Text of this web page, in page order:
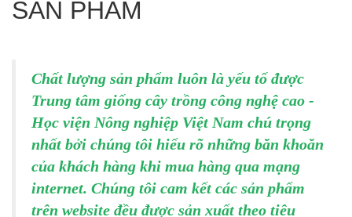
SẢN PHẨM
Chất lượng sản phẩm luôn là yếu tố được
Trung tâm giống cây trồng công nghệ cao -
Học viện Nông nghiệp Việt Nam chú trọng
nhất bởi chúng tôi hiểu rõ những băn khoăn
của khách hàng khi mua hàng qua mạng
internet. Chúng tôi cam kết các sản phẩm
trên website đều được sản xuất theo tiêu